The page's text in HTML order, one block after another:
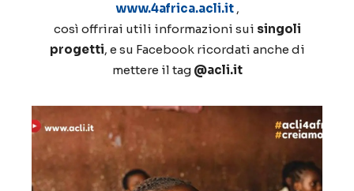
www.4africa.acli.it ,
così offrirai utili informazioni sui singoli
progetti, e su Facebook ricordati anche di
mettere il tag @acli.it